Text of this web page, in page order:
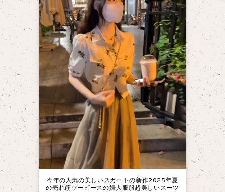
今年の人気の美しいスカートの新作2025年夏
の売れ筋ツーピースの婦人服服超美しいスーツ